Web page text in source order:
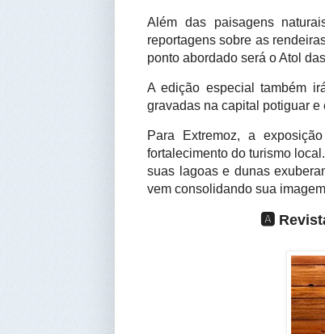
Além das paisagens
reportagens sobre as
ponto abordado será o Atol
A edição especial também
gravadas na capital potiguar
Para Extremoz, a
fortalecimento do turismo
suas lagoas e dunas
vem consolidando sua
🅰️